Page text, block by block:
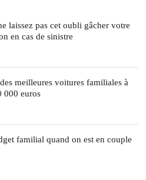
laissez pas cet oubli gâcher votre
en cas de sinistre
meilleures voitures familiales à
000 euros
familial quand on est en couple